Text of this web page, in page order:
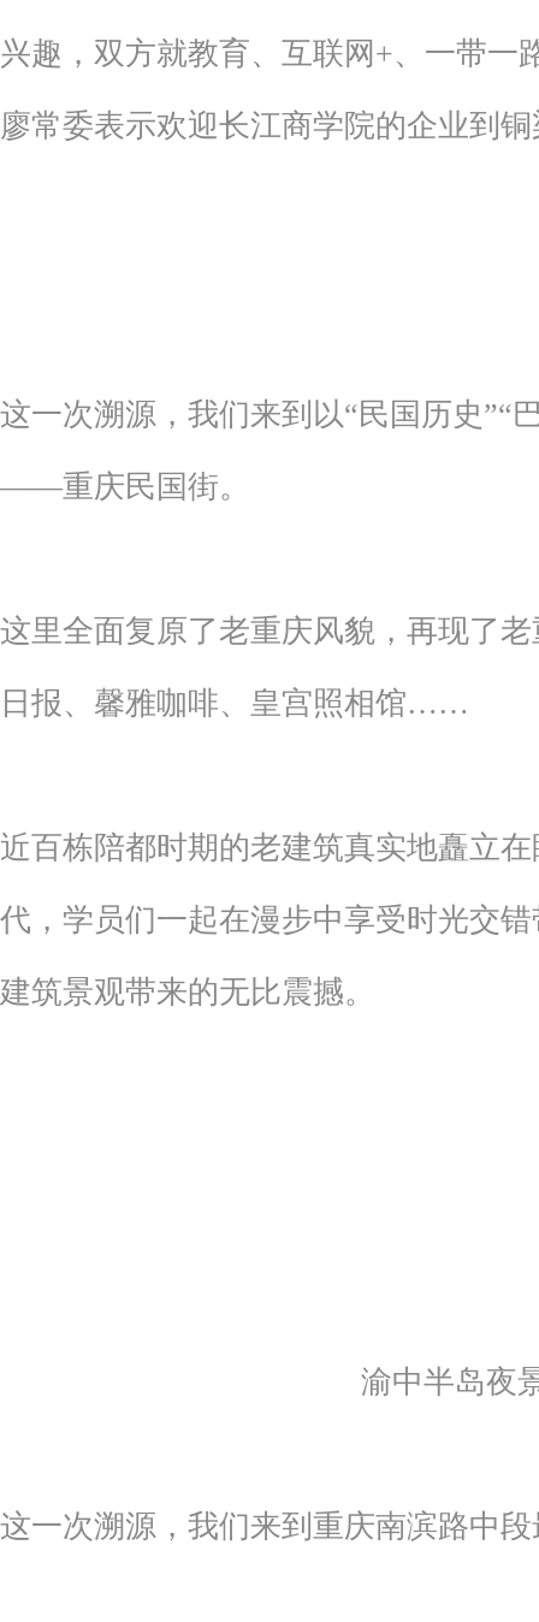
兴趣，双方就教育、互联网+、一带一
廖常委表示欢迎长江商学院的企业到
这一次溯源，我们来到以“民国历史”“
——重庆民国街。
这里全面复原了老重庆风貌，再现了
日报、馨雅咖啡、皇宫照相馆……
近百栋陪都时期的老建筑真实地矗立
代，学员们一起在漫步中享受时光交
建筑景观带来的无比震撼。
渝中半岛夜
这一次溯源，我们来到重庆南滨路中